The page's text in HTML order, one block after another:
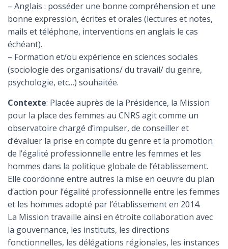
– Anglais : posséder une bonne compréhension et une
bonne expression, écrites et orales (lectures et notes,
mails et téléphone, interventions en anglais le cas
échéant).
– Formation et/ou expérience en sciences sociales
(sociologie des organisations/ du travail/ du genre,
psychologie, etc…) souhaitée.
Contexte: Placée auprès de la Présidence, la Mission
pour la place des femmes au CNRS agit comme un
observatoire chargé d’impulser, de conseiller et
d’évaluer la prise en compte du genre et la promotion
de l’égalité professionnelle entre les femmes et les
hommes dans la politique globale de l’établissement.
Elle coordonne entre autres la mise en oeuvre du plan
d’action pour l’égalité professionnelle entre les femmes
et les hommes adopté par l’établissement en 2014.
La Mission travaille ainsi en étroite collaboration avec
la gouvernance, les instituts, les directions
fonctionnelles, les délégations régionales, les instances